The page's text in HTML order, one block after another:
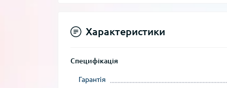
Характеристики
Специфікація
Гарантія